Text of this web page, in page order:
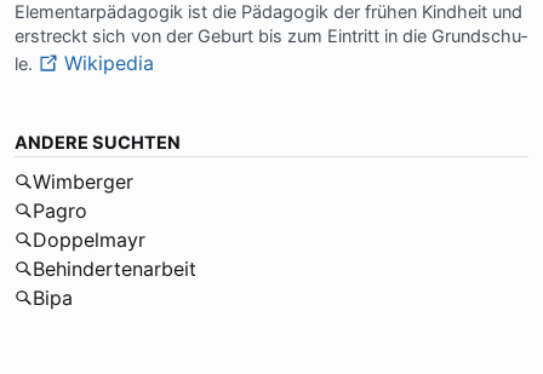
Ele­men­tar­päd­ago­gik ist die Päd­ago­gik der frü­hen Kind­heit und
er­streckt sich von der Ge­burt bis zum Ein­tritt in die Grund­schu­
le.
Wikipedia
ANDERE SUCHTEN
Wimberger
Pagro
Doppelmayr
Behindertenarbeit
Bipa